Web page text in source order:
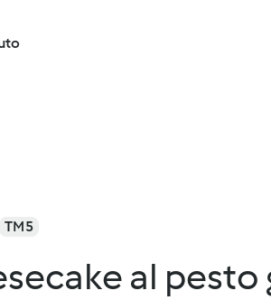
TM5
al pesto